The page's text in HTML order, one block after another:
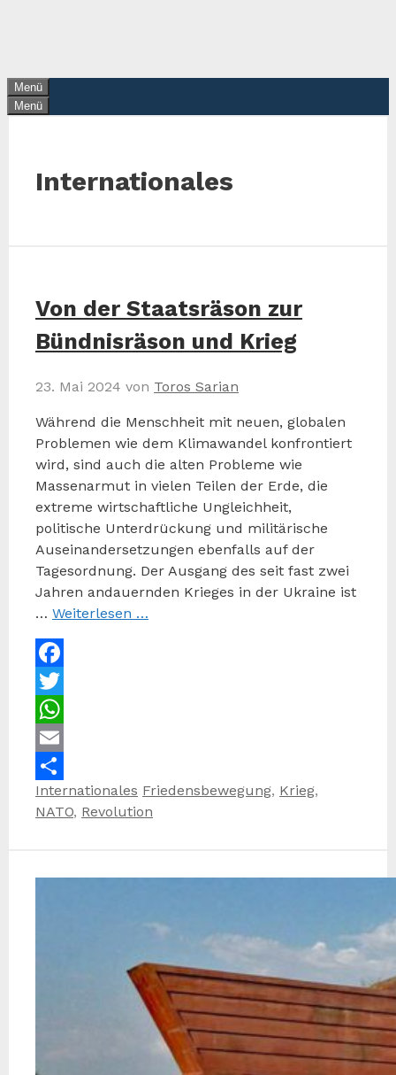
Menü
Menü
Internationales
Von der Staatsräson zur
Bündnisräson und Krieg
23. Mai 2024 von Toros Sarian
Während die Menschheit mit neuen, globalen
Problemen wie dem Klimawandel konfrontiert
wird, sind auch die alten Probleme wie
Massenarmut in vielen Teilen der Erde, die
extreme wirtschaftliche Ungleichheit,
politische Unterdrückung und militärische
Auseinandersetzungen ebenfalls auf der
Tagesordnung. Der Ausgang des seit fast zwei
Jahren andauernden Krieges in der Ukraine ist
… Weiterlesen …
Facebook
Twitter
WhatsApp
Email
Teilen
Kategorien
Internationales Schlagwörter
Friedensbewegung, Krieg,
NATO, Revolution